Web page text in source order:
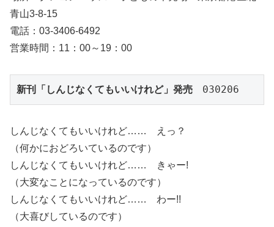
青山3-8-15
電話：03-3406-6492
営業時間：11：00～19：00
新刊「しんじなくてもいいけれど」発売 030206
しんじなくてもいいけれど…… えっ？
（何かにおどろいているのです）
しんじなくてもいいけれど…… きゃー!
（大変なことになっているのです）
しんじなくてもいいけれど…… わー!!
（大喜びしているのです）